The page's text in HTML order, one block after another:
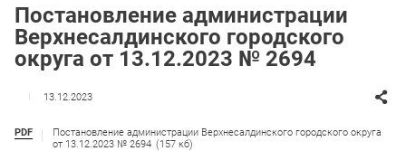
Постановление администрации
Верхнесалдинского городского
округа от 13.12.2023 № 2694
13.12.2023
PDF
Постановление администрации Верхнесалдинского городского округа
от 13.12.2023 № 2694 (157 кб)